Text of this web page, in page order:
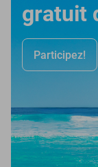
gratuit
Participez!